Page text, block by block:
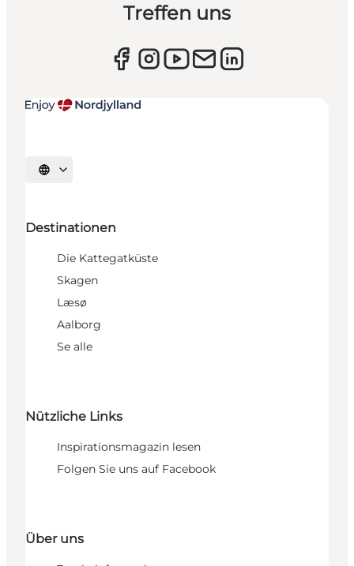
Treffen uns
Sprache auswählen
Destinationen
Die Kattegatküste
Skagen
Læsø
Aalborg
Se alle
Nützliche Links
Inspirationsmagazin lesen
Folgen Sie uns auf Facebook
Über uns